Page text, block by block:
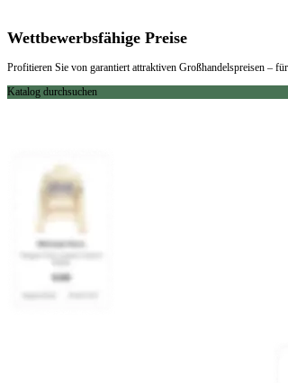
Wettbewerbsfähige Preise
Profitieren Sie von garantiert attraktiven Großhandelspreisen –
Katalog durchsuchen